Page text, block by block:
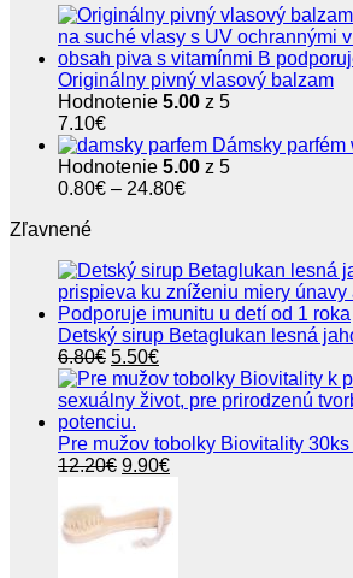
Originálny pivný vlasový balzam
Hodnotenie 5.00 z 5
7.10€
Dámsky
Hodnotenie 5.00 z 5
0.80€ – 24.80€Price
24.80€
Zľavnené
Detský sirup Betaglukan lesná
6.80€ Pôvodná
cena
bola:
6.80€.
5.50€Aktuálna
cena
je:
Pre mužov tobolky Biovitality
12.20€ Pôvodná
bola:
12.20€.
9.90€Aktuálna
je:
9.90€.